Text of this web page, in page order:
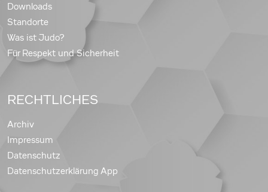
Downloads
Standorte
Was ist Judo?
Für Respekt und Sicherheit
RECHTLICHES
Archiv
Impressum
Datenschutz
Datenschutzerklärung App